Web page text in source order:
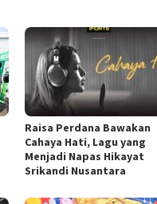
Raisa Perdana Bawakan
Cahaya Hati, Lagu yang
Menjadi Napas Hikayat
Srikandi Nusantara